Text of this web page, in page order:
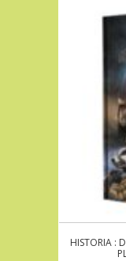
HISTORIA :